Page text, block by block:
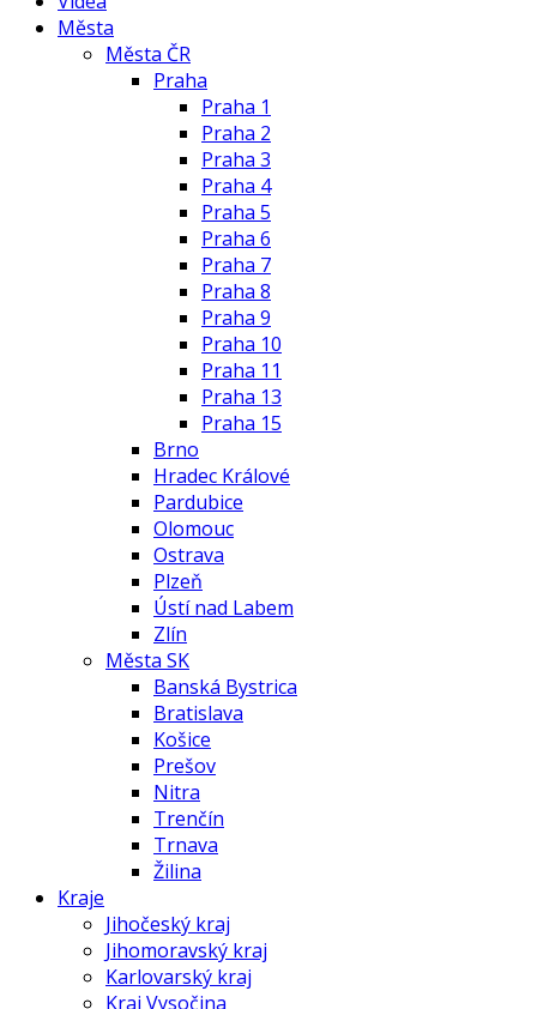
Města
Města ČR
Praha
Praha 1
Praha 2
Praha 3
Praha 4
Praha 5
Praha 6
Praha 7
Praha 8
Praha 9
Praha 10
Praha 11
Praha 13
Praha 15
Brno
Hradec Králové
Pardubice
Olomouc
Ostrava
Plzeň
Ústí nad Labem
Zlín
Města SK
Banská Bystrica
Bratislava
Košice
Prešov
Nitra
Trenčín
Trnava
Žilina
Kraje
Jihočeský kraj
Jihomoravský kraj
Karlovarský kraj
Kraj Vysočina